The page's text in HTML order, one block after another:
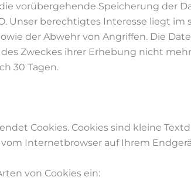
vorübergehende Speicherung der
Unser berechtigtes Interesse liegt
der Abwehr von Angriffen. Die
Zweckes ihrer Erhebung nicht
30 Tagen.
Cookies. Cookies sind kleine
Internetbrowser auf Ihrem
von Cookies ein: